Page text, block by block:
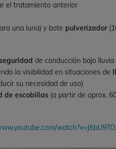
el tratamiento anterior
una luna) y bote pulverizador
de conducción bajo lluvia
la visibilidad en situaciones de
su necesidad de uso)
de escobillas (a partir de aprox.